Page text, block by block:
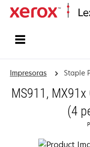
Impresoras Staple
MS911,
(4